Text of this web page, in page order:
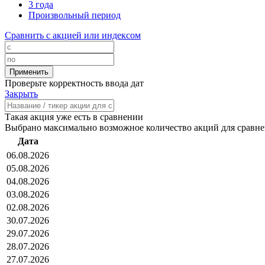
3 года
Произвольный период
Сравнить с акцией или индексом
Проверьте корректность ввода дат
Закрыть
Такая акция уже есть в сравнении
Выбрано максимально возможное количество акций для
Дата
06.08.2026
05.08.2026
04.08.2026
03.08.2026
02.08.2026
30.07.2026
29.07.2026
28.07.2026
27.07.2026